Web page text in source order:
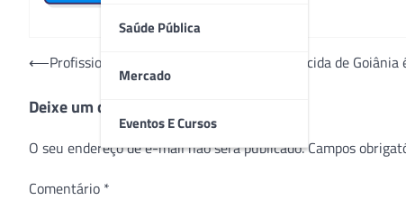
Saúde Pública
Mercado
Eventos E Cursos
Navegação
Post
⟵Profissional do Hospital Estadual de Aparecida de
Deixe um comentário
O seu endereço de e-mail não será publicado.Campos
Comentário *